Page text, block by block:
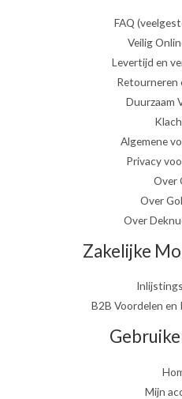
FAQ
Veilig
Levertijd en
Retourneren
Duurzaam
Algemene
Privacy
Over
Over
Over
Zakelijke
B2B Voordelen
Mijn